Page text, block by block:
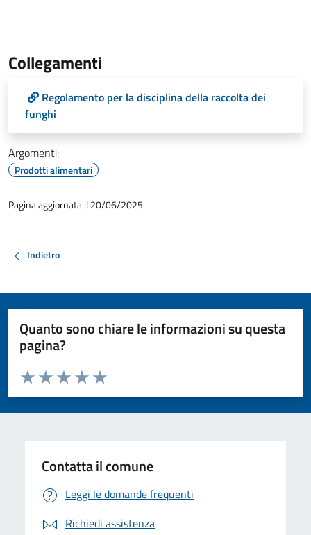
Collegamenti
Regolamento per la disciplina della raccolta dei
funghi
Argomenti:
Prodotti alimentari
Pagina aggiornata il 20/06/2025
Indietro
Quanto sono chiare le informazioni su questa
pagina?
Valuta da 1 a 5 stelle la pagina
Valuta 5 stelle su 5
Valuta 4 stelle su 5
Valuta 3 stelle su 5
Valuta 2 stelle su 5
Valuta 1 stelle su 5
Contatta il comune
Leggi le domande frequenti
Richiedi assistenza